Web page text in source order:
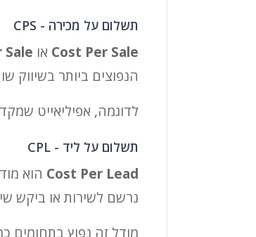
תשלום על מכירה - CPS
Cost Per Sale או Sale
הנפוצים ביותר בשיווק
לדוגמה, אפיליאייט שמקדם מצלמה באתר
תשלום על ליד - CPL
Cost Per Lead הוא
נרשם לשירות או ביקש
מודל זה נפוץ בתחומים